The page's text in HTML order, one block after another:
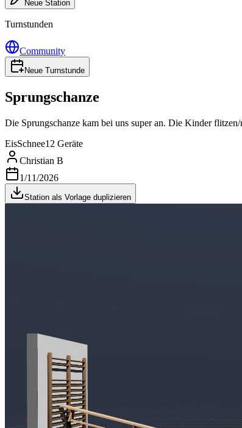
Neue Station
Turnstunden
Community
Neue Turnstunde
Sprungschanze
Die Sprungschanze kam bei uns super an. Die Kinder
EisSchnee12 Geräte
Christian B
1/11/2026
Station als Vorlage duplizieren